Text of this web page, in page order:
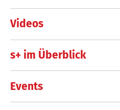
Videos
s+ im Überblick
Events